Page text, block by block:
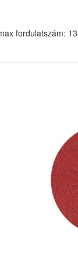
fordulatszám: